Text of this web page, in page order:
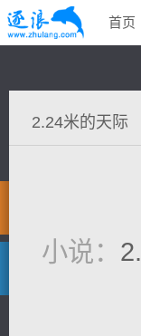
首页
2.24米的天际
小说：